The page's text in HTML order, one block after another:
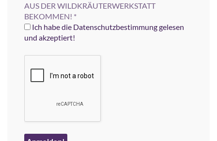
AUS DER WILDKRÄUTERWERKSTATT
BEKOMMEN! *
Ich habe die Datenschutzbestimmung gelesen
und akzeptiert!